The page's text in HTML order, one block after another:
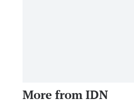
More from IDN